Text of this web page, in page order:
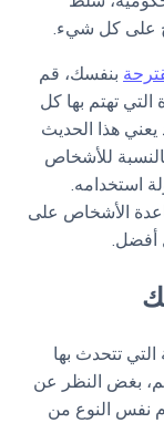
على كل شيء.
بنفسك، قم
التي تهتم بها كل
هذا الحديث
للأشخاص
استخدامه.
الأشخاص على
أفضل.
تتحدث بها
بغض النظر عن
نفس النوع من